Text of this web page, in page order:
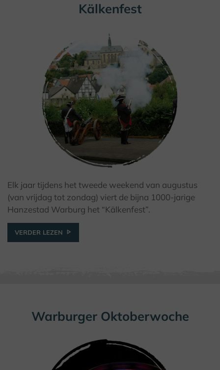
Kälkenfest
Elk jaar tijdens het tweede weekend van augustus
(van vrijdag tot zondag) viert de bijna 1000-jarige
Hanzestad Warburg het “Kälkenfest”.
VERDER LEZEN
Warburger Oktoberwoche